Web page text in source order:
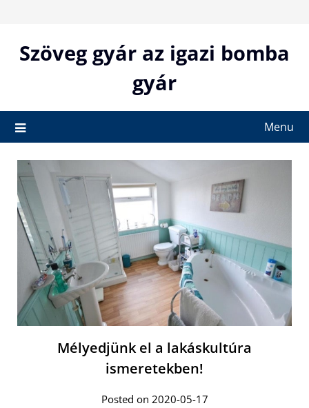
contentSzöveg gyár az igazi bomba
gyár
Menu
Mélyedjünk el a lakáskultúra
ismeretekben!
Posted on 2020-05-17